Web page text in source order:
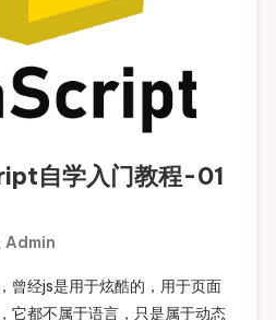
自学入门教程-01
Admin
曾经js是用于炫酷的，用于页面
它都不属于语言，只是属于动态